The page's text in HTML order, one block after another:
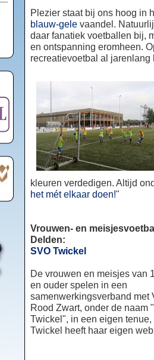
Plezier staat bij ons hoog in
blauw-gele vaandel.
daar fanatiek voetballen bij,
en ontspanning eromheen.
recreatievoetbal al jarenlang
kleuren verdedigen. Altijd
het mét elkaar doen!"
Vrouwen- en
Delden:
SVO Twickel
De vrouwen en meisjes van
en ouder spelen in een
samenwerkingsverband met
Rood Zwart, onder de naam
Twickel", in een eigen
Twickel heeft haar eigen